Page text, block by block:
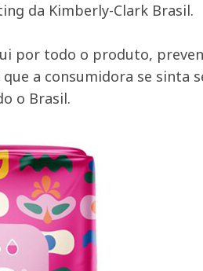
da Kimberly-Clark Brasil.
por todo o produto,
a consumidora se sinta
o Brasil.